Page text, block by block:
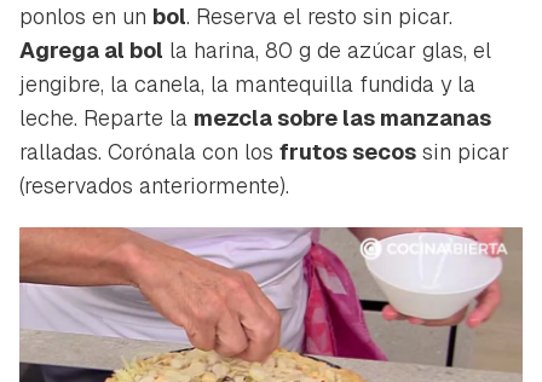
ponlos en un bol. Reserva el resto sin picar.
Agrega al bol la harina, 80 g de azúcar glas, el
jengibre, la canela, la mantequilla fundida y la
leche. Reparte la mezcla sobre las manzanas
ralladas. Corónala con los frutos secos sin picar
(reservados anteriormente).